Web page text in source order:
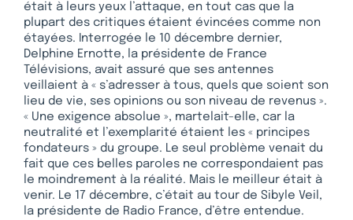
était à leurs yeux l’attaque, en tout cas que la
plupart des critiques étaient évincées comme non
étayées. Interrogée le 10 décembre dernier,
Delphine Ernotte, la présidente de France
Télévisions, avait assuré que ses antennes
veillaient à « s’adresser à tous, quels que soient son
lieu de vie, ses opinions ou son niveau de revenus ».
« Une exigence absolue », martelait-elle, car la
neutralité et l’exemplarité étaient les « principes
fondateurs » du groupe. Le seul problème venait du
fait que ces belles paroles ne correspondaient pas
le moindrement à la réalité. Mais le meilleur était à
venir. Le 17 décembre, c’était au tour de Sibyle Veil,
la présidente de Radio France, d’être entendue.